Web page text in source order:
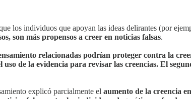
los individuos que apoyan las ideas delirantes (por
son más propensos a creer en noticias falsas.
relacionadas podrían proteger contra la
de la evidencia para revisar las creencias. El
explicó parcialmente el aumento de la creencia